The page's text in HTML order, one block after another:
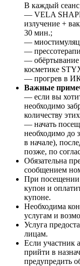
В каждый сеанс
— VELA
излучение +
30 мин.;
—
—
— обёртывание
косметике
— прогрев в
Важные
— если вы
необходимо
количеству
— начать
необходимо до
в начале),
позже, по
Обязательна
сообщением
При посещении
купон и
купоне.
Необходима
услугам и
Услуга
лицам.
Если участник
прийти в
предупредить